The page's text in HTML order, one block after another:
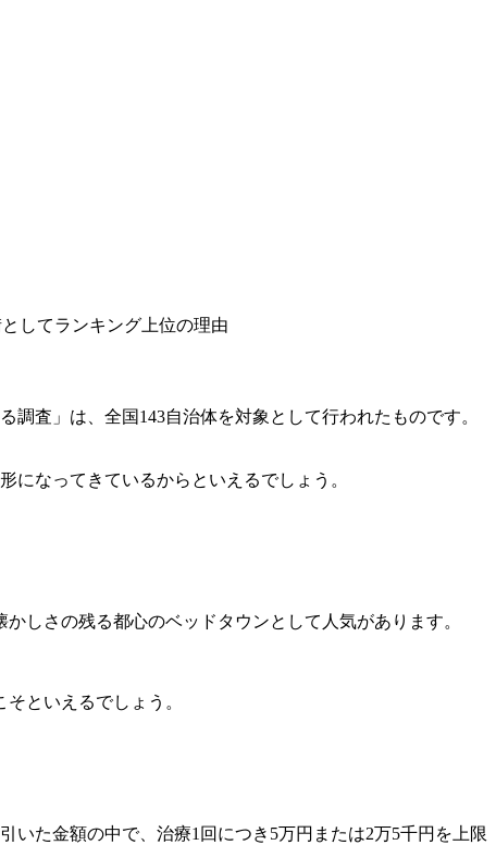
してランキング上位の理由
査」は、全国143自治体を対象として行われたものです。
になってきているからといえるでしょう。
しさの残る都心のベッドタウンとして人気があります。
といえるでしょう。
いた金額の中で、治療1回につき5万円または2万5千円を上限